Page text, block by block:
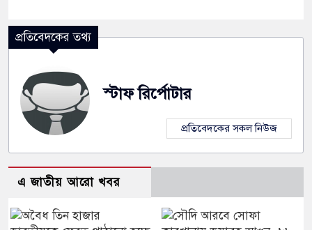
প্রতিবেদকের তথ্য
স্টাফ রির্পোটার
প্রতিবেদকের সকল নিউজ
এ জাতীয় আরো খবর